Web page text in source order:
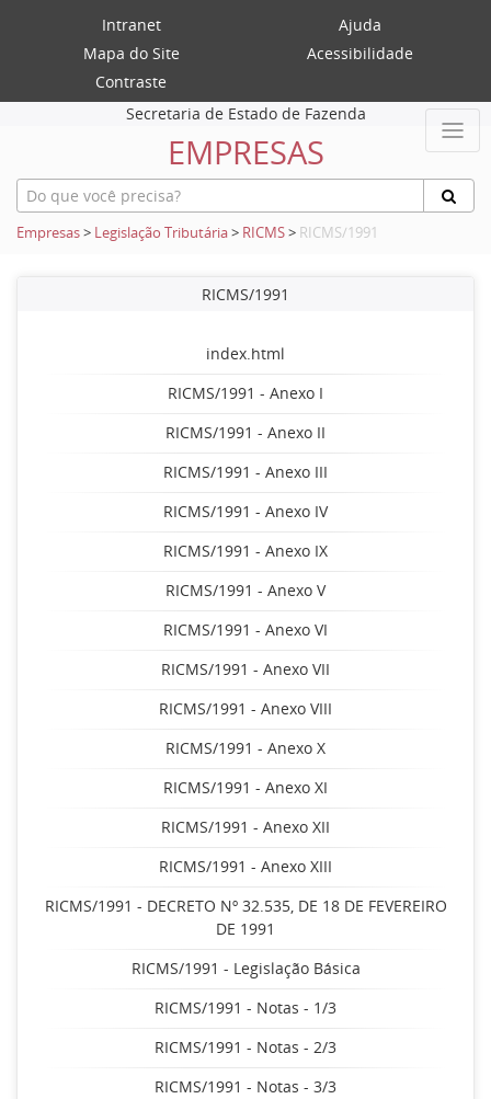
Intranet
Ajuda
Mapa do Site
Acessibilidade
Contraste
Secretaria de Estado de Fazenda
EMPRESAS
Empresas> Legislação Tributária> RICMS> RICMS/1991
RICMS/1991
index.html
RICMS/1991 - Anexo I
RICMS/1991 - Anexo II
RICMS/1991 - Anexo III
RICMS/1991 - Anexo IV
RICMS/1991 - Anexo IX
RICMS/1991 - Anexo V
RICMS/1991 - Anexo VI
RICMS/1991 - Anexo VII
RICMS/1991 - Anexo VIII
RICMS/1991 - Anexo X
RICMS/1991 - Anexo XI
RICMS/1991 - Anexo XII
RICMS/1991 - Anexo XIII
RICMS/1991 - DECRETO Nº 32.535, DE 18 DE FEVEREIRO
DE 1991
RICMS/1991 - Legislação Básica
RICMS/1991 - Notas - 1/3
RICMS/1991 - Notas - 2/3
RICMS/1991 - Notas - 3/3